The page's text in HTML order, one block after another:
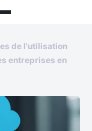
de l'utilisation
entreprises en